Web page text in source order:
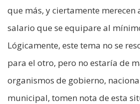
que más, y ciertamente merecen
salario que se equipare al
Lógicamente, este tema no se
para el otro, pero no estaría de
organismos de gobierno,
municipal, tomen nota de esta